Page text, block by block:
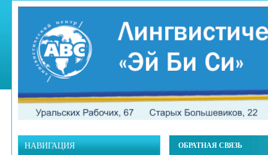
НАВИГАЦИЯ ОБРАТНАЯ СВЯЗЬ